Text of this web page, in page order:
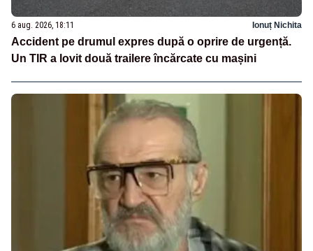
6 aug. 2026, 18:11 Ionuț Nichita
Accident pe drumul expres după o oprire de urgență.
Un TIR a lovit două trailere încărcate cu mașini